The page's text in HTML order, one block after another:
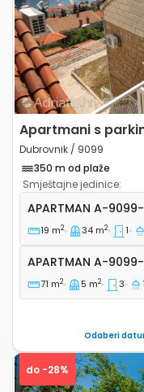
Previous
Apartmani s
Dubrovnik / 9099
350 m od plaže
Smještajne jedinice:
Jednosobni
APARTMAN A-
19 m2 34 m2 1
Apartman A-
APARTMAN A-
71 m2 5 m2 3 1
Odaberi
do -28%